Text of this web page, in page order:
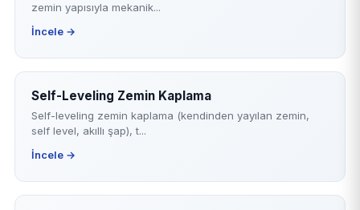
zemin yapısıyla mekanik...
İncele →
Self-Leveling Zemin Kaplama
Self-leveling zemin kaplama (kendinden yayılan zemin,
self level, akıllı şap), t...
İncele →